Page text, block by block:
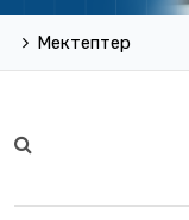
Мектептер